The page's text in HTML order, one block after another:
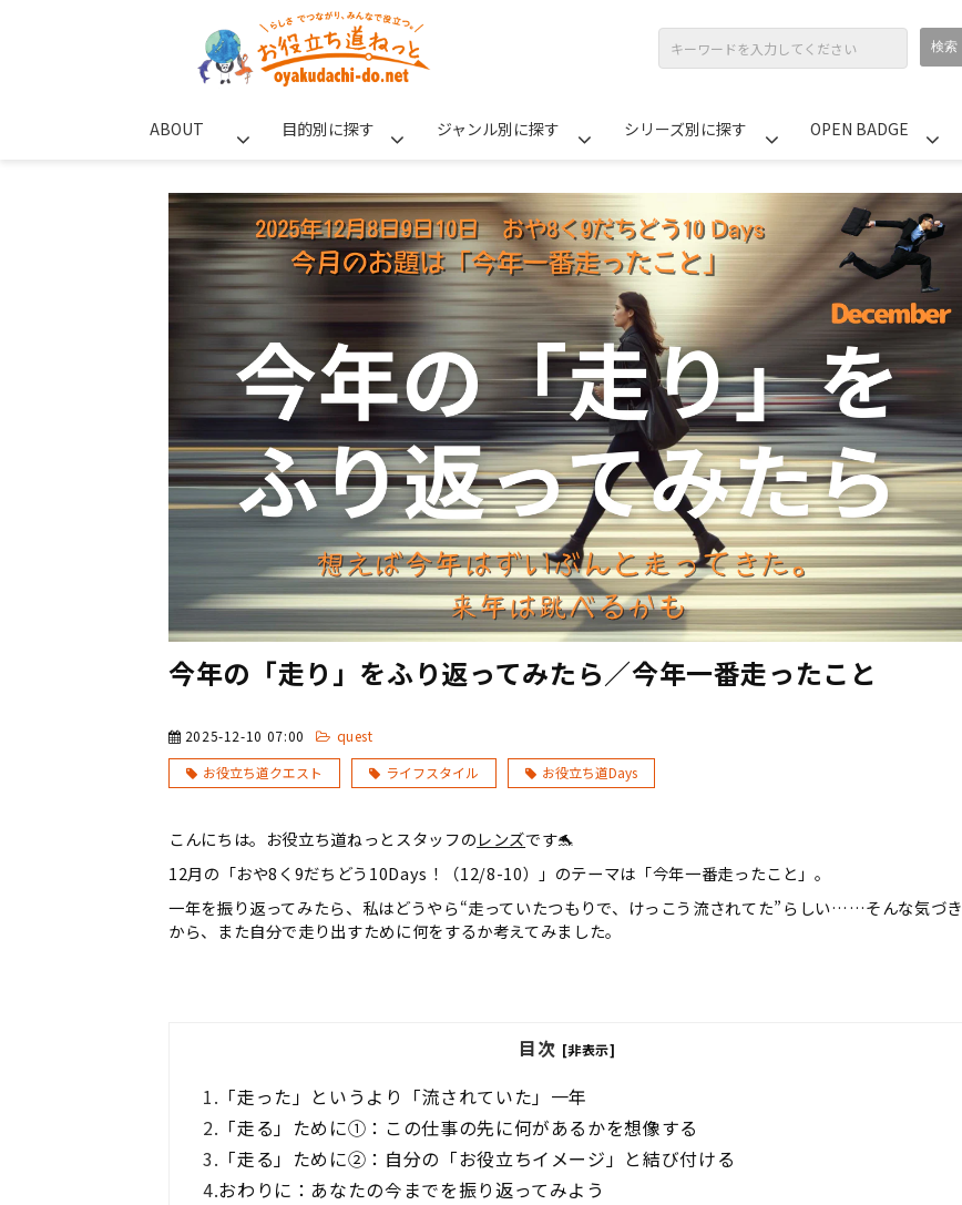
ABOUT 目的別に探す ジャンル別に探す シリーズ別に探す OPEN BADGE
今年の「走り」をふり返ってみたら／今年一番走ったこと
2025-12-10 07:00
quest
お役立ち道クエスト
ライフスタイル お役立ち道Days
こんにちは。お役立ち道ねっとスタッフのレンズです🐬
12月の「おや8く9だちどう10Days！（12/8-10）」のテーマは「今年一番走ったこと」。
一年を振り返ってみたら、私はどうやら“走っていたつもりで、けっこう流されてた”らしい……そんな気づき
から、また自分で走り出すために何をするか考えてみました。
目次 [非表示]
1. 「走った」というより「流されていた」一年
2. 「走る」ために①：この仕事の先に何があるかを想像する
3. 「走る」ために②：自分の「お役立ちイメージ」と結び付ける
4.おわりに：あなたの今までを振り返ってみよう